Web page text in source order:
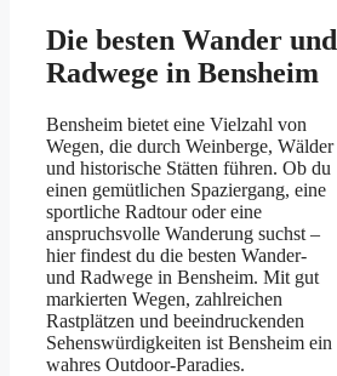
Die besten Wander und
Radwege in Bensheim
Bensheim bietet eine Vielzahl von
Wegen, die durch Weinberge, Wälder
und historische Stätten führen. Ob du
einen gemütlichen Spaziergang, eine
sportliche Radtour oder eine
anspruchsvolle Wanderung suchst –
hier findest du die besten Wander-
und Radwege in Bensheim. Mit gut
markierten Wegen, zahlreichen
Rastplätzen und beeindruckenden
Sehenswürdigkeiten ist Bensheim ein
wahres Outdoor-Paradies.